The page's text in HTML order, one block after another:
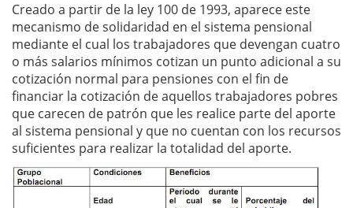
Creado a partir de la ley 100 de 1993, aparece este
mecanismo de solidaridad en el sistema pensional
mediante el cual los trabajadores que devengan cuatro
o más salarios mínimos cotizan un punto adicional a su
cotización normal para pensiones con el fin de
financiar la cotización de aquellos trabajadores pobres
que carecen de patrón que les realice parte del aporte
al sistema pensional y que no cuentan con los recursos
suficientes para realizar la totalidad del aporte.